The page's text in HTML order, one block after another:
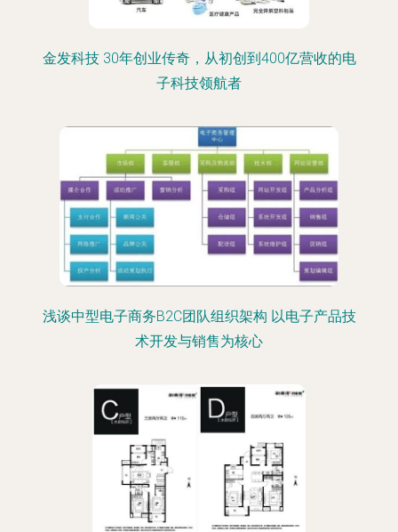
金发科技 30年创业传奇，从初创到400亿营收的电
子科技领航者
浅谈中型电子商务B2C团队组织架构 以电子产品技
术开发与销售为核心